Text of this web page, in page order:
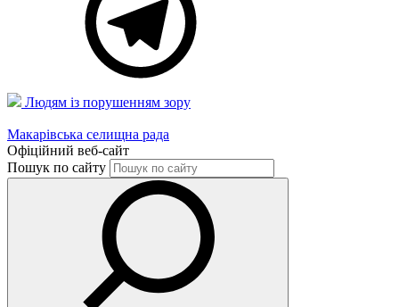
Людям із порушенням зору
Макарівська селищна рада
Офіційний веб-сайт
Пошук по сайту